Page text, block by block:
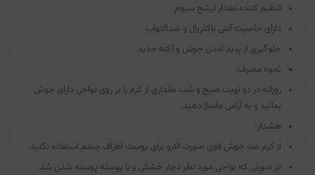
تنظیم کننده مقدار ترشح سبوم
دارای خاصیت آنتی باکتریال و ضدالتهاب
جلوگیری از پدید آمدن جوش و آکنه جدید
نحوه مصرف:
روزانه در دو نوبت صبح و شب مقداری از کرم را بر روی نواحی دارای جوش
بمالید و به آرامی ماساژ دهید.
هشدار:
از کرم ضد جوش قوی صورت الارو برای پوست اطراف چشم استفاده نکنید.
در صورتی که نواحی مورد نظر دچار خشکی و یا پوسته پوسته شدن شد،